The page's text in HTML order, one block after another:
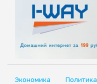
Экономика Политика